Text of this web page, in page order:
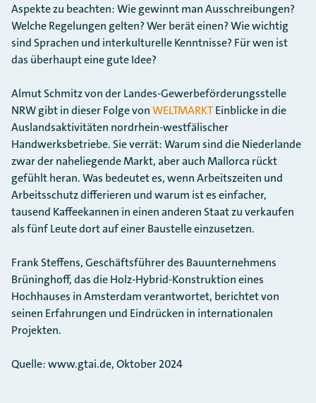
Aspekte zu beachten: Wie gewinnt man Ausschreibungen?
Welche Regelungen gelten? Wer berät einen? Wie wichtig
sind Sprachen und interkulturelle Kenntnisse? Für wen ist
das überhaupt eine gute Idee?
Almut Schmitz von der Landes-Gewerbeförderungsstelle
NRW gibt in dieser Folge vonWELTMARKTEinblicke in die
Auslandsaktivitäten nordrhein-westfälischer
Handwerksbetriebe. Sie verrät: Warum sind die Niederlande
zwar der naheliegende Markt, aber auch Mallorca rückt
gefühlt heran. Was bedeutet es, wenn Arbeitszeiten und
Arbeitsschutz differieren und warum ist es einfacher,
tausend Kaffeekannen in einen anderen Staat zu verkaufen
als fünf Leute dort auf einer Baustelle einzusetzen.
Frank Steffens, Geschäftsführer des Bauunternehmens
Brüninghoff, das die Holz-Hybrid-Konstruktion eines
Hochhauses in Amsterdam verantwortet, berichtet von
seinen Erfahrungen und Eindrücken in internationalen
Projekten.
Quelle: www.gtai.de, Oktober 2024